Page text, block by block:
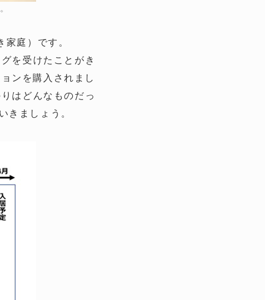
庭）です。
を受けたことがき
ンを購入されまし
はどんなものだっ
きましょう。